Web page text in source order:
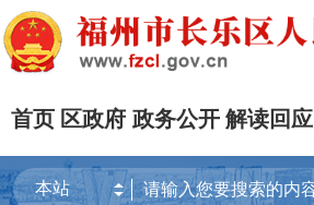
首页 区政府 政务公开 解读回应